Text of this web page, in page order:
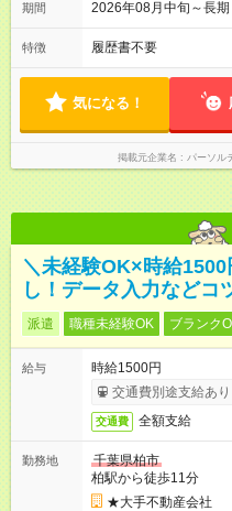
期間 2026年08月中旬～長
特徴 履歴書不要
気になる！
掲載元企業名 パーソル
＼未経験OK×時給
し！データ入力などコ
派遣 職種未経験OK ブランク
給与
時給1500円
交通費別途支給あり
交通費 全額支給
勤務地
千葉県柏市
柏駅から徒歩11分
★大手不動産会社